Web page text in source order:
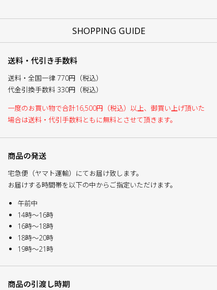
SHOPPING GUIDE
送料・代引き手数料
送料・全国一律 770円（税込）
代金引換手数料 330円（税込）
一度のお買い物で合計16,500円（税込）以上、御買い上げ頂いた
場合は送料・代引手数料ともに無料とさせて頂きます。
商品の発送
宅急便（ヤマト運輸）にてお届け致します。
お届けする時間帯を以下の中からご指定いただけます。
午前中
14時～16時
16時～18時
18時～20時
19時～21時
商品の引渡し時期